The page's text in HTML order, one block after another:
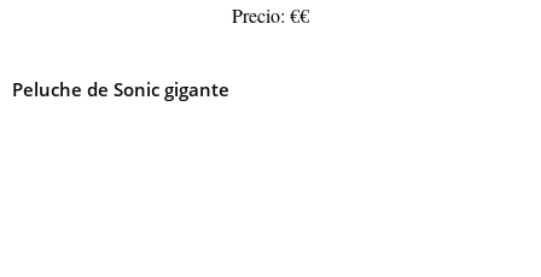
Precio: €€
Peluche de Sonic gigante